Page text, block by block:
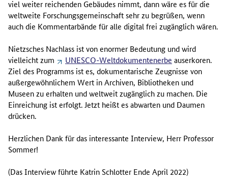
viel weiter reichenden Gebäudes nimmt, dann wäre es für die
weltweite Forschungsgemeinschaft sehr zu begrüßen, wenn
auch die Kommentarbände für alle digital frei zugänglich wären.
Nietzsches Nachlass ist von enormer Bedeutung und wird
vielleicht zum
UNESCO-Weltdokumentenerbe auserkoren.
Ziel des Programms ist es, dokumentarische Zeugnisse von
außergewöhnlichem Wert in Archiven, Bibliotheken und
Museen zu erhalten und weltweit zugänglich zu machen. Die
Einreichung ist erfolgt. Jetzt heißt es abwarten und Daumen
drücken.
Herzlichen Dank für das interessante Interview, Herr Professor
Sommer!
(Das Interview führte Katrin Schlotter Ende April 2022)